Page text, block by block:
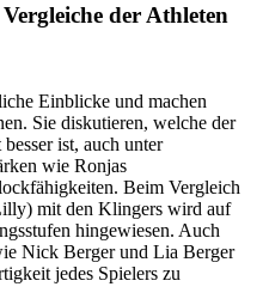
der Athleten
Einblicke und machen
Sie diskutieren, welche der
ist, auch unter
wie Ronjas
Beim Vergleich
mit den Klingers wird auf
hingewiesen. Auch
Nick Berger und Lia Berger
jedes Spielers zu